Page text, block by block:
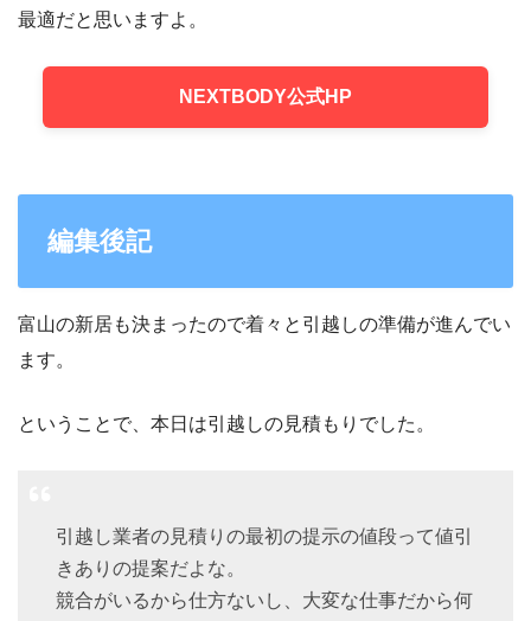
最適だと思いますよ。
NEXTBODY公式HP
編集後記
富山の新居も決まったので着々と引越しの準備が進んでい
ます。
ということで、本日は引越しの見積もりでした。
引越し業者の見積りの最初の提示の値段って値引
きありの提案だよな。
競合がいるから仕方ないし、大変な仕事だから何